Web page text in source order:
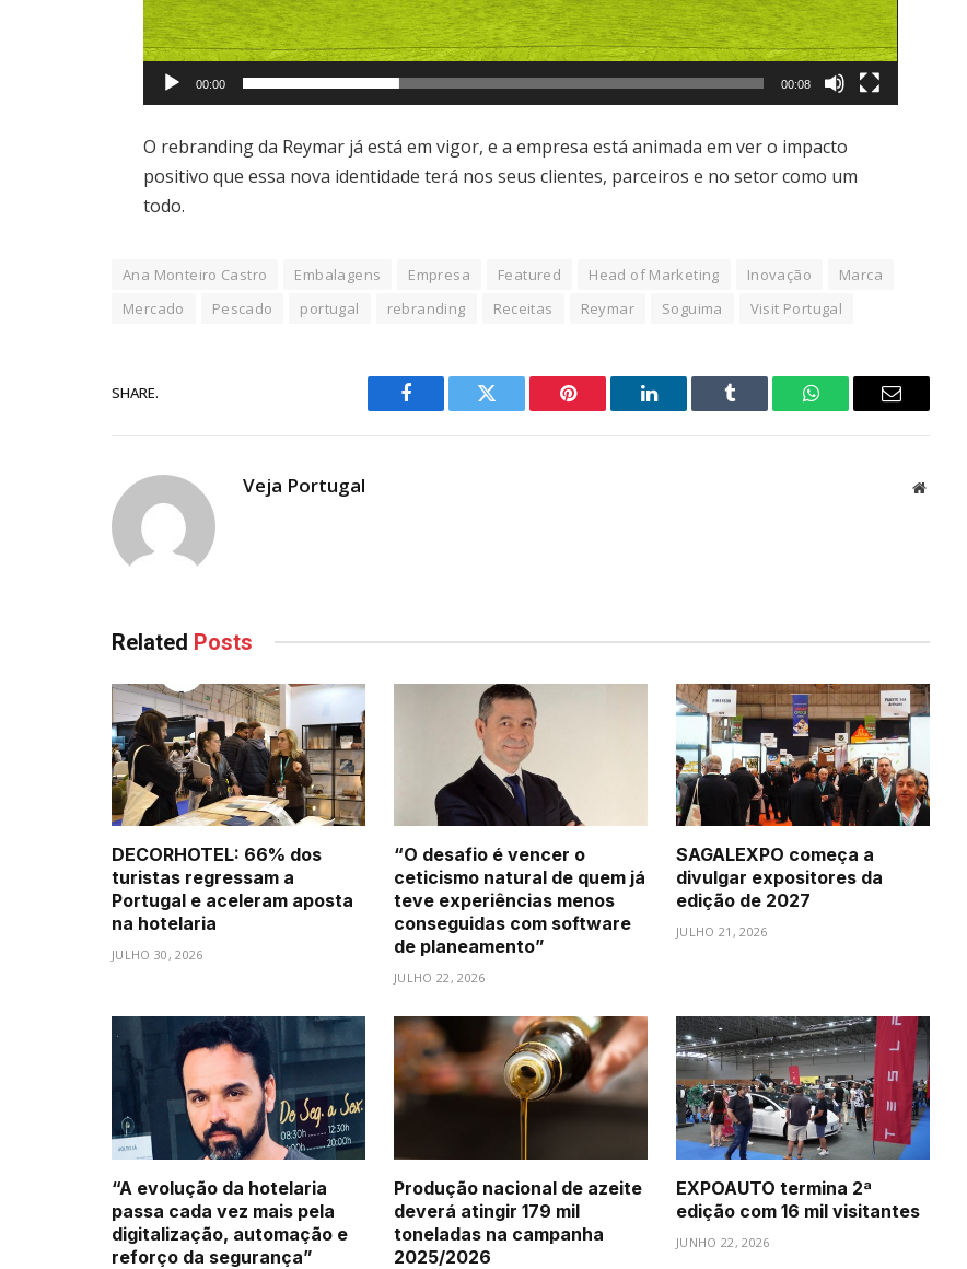
00:00 00:08
O rebranding da Reymar já está em vigor, e a empresa está animada em ver o impacto
positivo que essa nova identidade terá nos seus clientes, parceiros e no setor como um
todo.
Ana Monteiro Castro Embalagens Empresa Featured Head of Marketing Inovação
Marca
Mercado
Pescado portugal rebranding Receitas Reymar Soguima Visit Portugal
SHARE.
Facebook Twitter Pinterest LinkedIn Tumblr WhatsAppEmail
Veja Portugal Website
Related Posts
DECORHOTEL: 66% dos
turistas regressam a
Portugal e aceleram aposta
na hotelaria
JULHO 30, 2026
“O desafio é vencer o
ceticismo natural de quem já
teve experiências menos
conseguidas com software
de planeamento”
JULHO 22, 2026
SAGALEXPO começa a
divulgar expositores da
edição de 2027
JULHO 21, 2026
“A evolução da hotelaria
passa cada vez mais pela
digitalização, automação e
reforço da segurança”
Produção nacional de azeite
deverá atingir 179 mil
toneladas na campanha
2025/2026
EXPOAUTO termina 2ª
edição com 16 mil visitantes
JUNHO 22, 2026